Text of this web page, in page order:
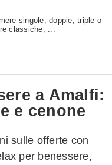
singole, doppie, triple o
classiche, ...
a Amalfi:
e cenone
sulle offerte con
per benessere,